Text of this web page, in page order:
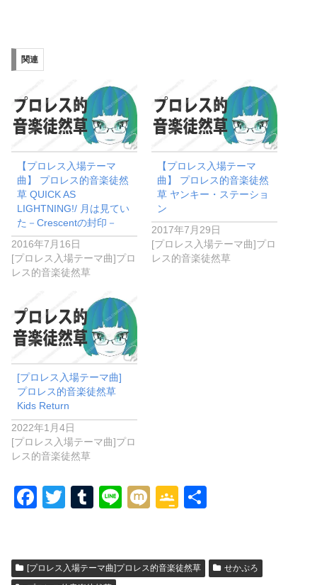
関連
【プロレス入場テーマ
曲】 プロレス的音楽徒然
草 QUICK AS
LIGHTNING!/ 月は見てい
た－Crescentの封印－
2016年7月16日
[プロレス入場テーマ曲]プロ
レス的音楽徒然草
【プロレス入場テーマ
曲】 プロレス的音楽徒然
草 ヤンキー・ステーショ
ン
2017年7月29日
[プロレス入場テーマ曲]プロ
レス的音楽徒然草
[プロレス入場テーマ曲]
プロレス的音楽徒然草
Kids Return
2022年1月4日
[プロレス入場テーマ曲]プロ
レス的音楽徒然草
F
e
T
er
T
bl
Li
M
G
gl
[プロレス入場テーマ曲]プロレス的音楽徒然草
せかぷろ